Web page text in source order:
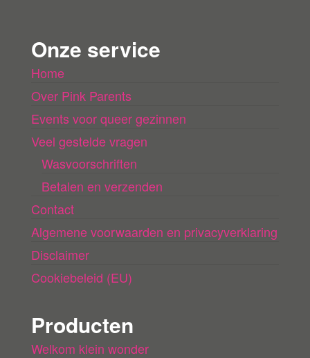
Onze service
Home
Over Pink Parents
Events voor queer gezinnen
Veel gestelde vragen
Wasvoorschriften
Betalen en verzenden
Contact
Algemene voorwaarden en privacyverklaring
Disclaimer
Cookiebeleid (EU)
Producten
Welkom klein wonder